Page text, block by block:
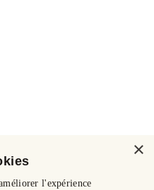
×
l'expérience